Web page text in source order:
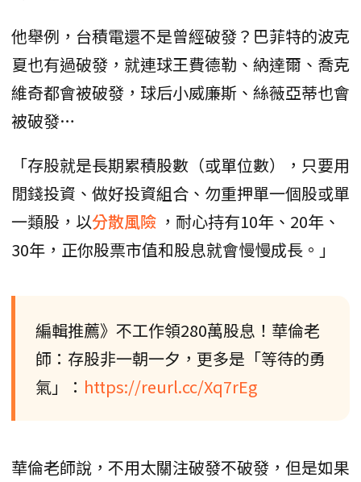
他舉例，台積電還不是曾經破發？巴菲特的波克
夏也有過破發，就連球王費德勒、納達爾、喬克
維奇都會被破發，球后小威廉斯、絲薇亞蒂也會
被破發…
「存股就是長期累積股數（或單位數），只要用
閒錢投資、做好投資組合、勿重押單一個股或單
一類股，以分散風險 ，耐心持有10年、20年、
30年，正你股票市值和股息就會慢慢成長。」
編輯推薦》不工作領280萬股息！華倫老
師：存股非一朝一夕，更多是「等待的勇
氣」： https://reurl.cc/Xq7rEg
華倫老師說，不用太關注破發不破發，但是如果